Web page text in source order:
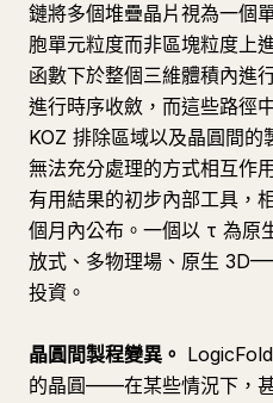
鏈將多個堆疊晶片視為一
胞單元粒度而非區塊粒度上
函數下於整個三維體積內進
進行時序收斂，而這些路徑
KOZ 排除區域以及晶圓間
無法充分處理的方式相互作
有用結果的初步內部工具，
個月內公布。一個以 τ 為
放式、多物理場、原生
投資。
晶圓間製程變異。
的晶圓——在某些情況下，